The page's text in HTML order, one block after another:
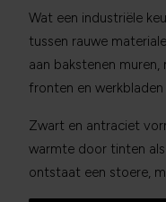
Wat een industriële
tussen rauwe
aan bakstenen
fronten en
Zwart en antraciet
warmte door tinten
ontstaat een stoere,